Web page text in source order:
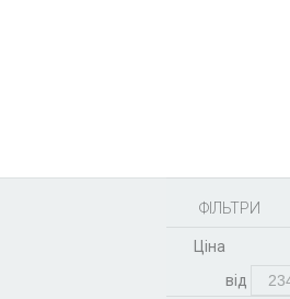
ФІЛЬТРИ
Ціна
від